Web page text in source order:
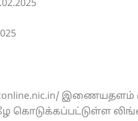
கொடுக்கப்பட்டுள்ள